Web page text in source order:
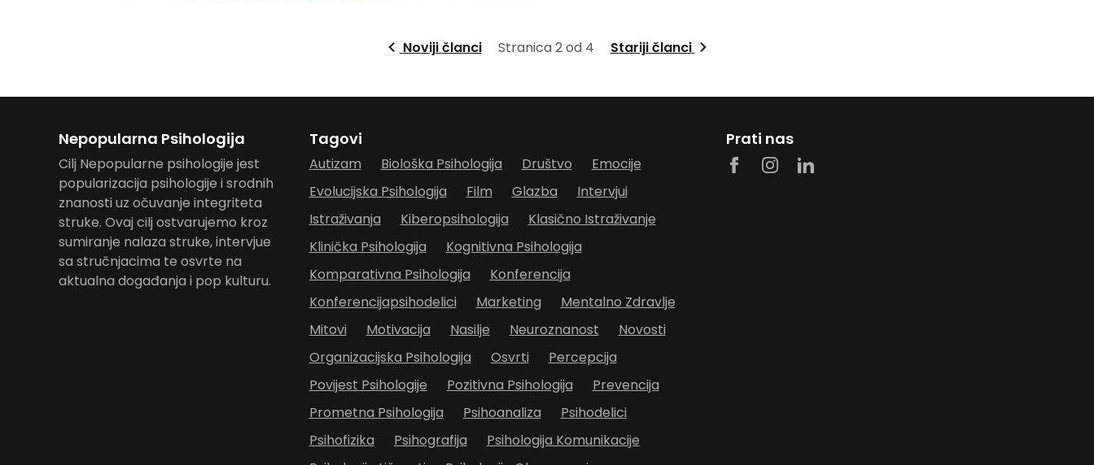
Noviji članci Stranica 2 od 4 Stariji članci
Nepopularna Psihologija
Cilj Nepopularne psihologije jest
popularizacija psihologije i srodnih
znanosti uz očuvanje integriteta
struke. Ovaj cilj ostvarujemo kroz
sumiranje nalaza struke, intervjue
sa stručnjacima te osvrte na
aktualna događanja i pop kulturu.
Tagovi
Autizam Biološka Psihologija Društvo
Emocije
Evolucijska Psihologija
Film Glazba
Intervjui
Istraživanja
Kiberopsihologija
Klasično Istraživanje
Klinička Psihologija
Kognitivna Psihologija
Komparativna Psihologija
Konferencija
Konferencijapsihodelici
Marketing
Mentalno Zdravlje
Mitovi
Motivacija Nasilje Neuroznanost
Novosti
Organizacijska Psihologija
Osvrti
Percepcija
Povijest Psihologije
Pozitivna Psihologija
Prevencija
Prometna Psihologija
Psihoanaliza
Psihodelici
Psihofizika
Psihografija
Psihologija Komunikacije
Prati nas